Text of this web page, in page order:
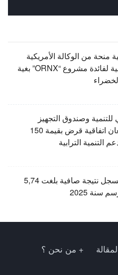
منحة من الوكالة الأمريكية
للتجارة والتنمية لفائدة مشروع “ORNX” بغية
للتنمية وصندوق التجهيز
الجماعي يوقعان اتفاقية قرض بقيمة 150
التنمية الترابية
بنك المغرب يسجل نتيجة صافية بلغت 5,74
سنة 2025
من نحن ؟